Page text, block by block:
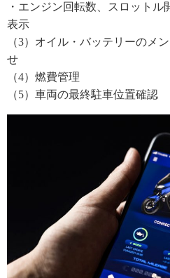
・エンジン回転数、スロット
表示
（3）オイル・バッテリーのメ
せ
（4）燃費管理
（5）車両の最終駐車位置確認